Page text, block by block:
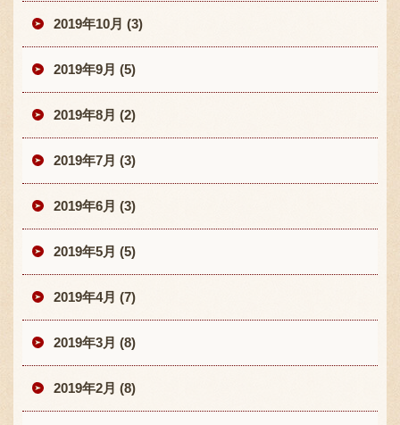
2019年10月 (3)
2019年9月 (5)
2019年8月 (2)
2019年7月 (3)
2019年6月 (3)
2019年5月 (5)
2019年4月 (7)
2019年3月 (8)
2019年2月 (8)